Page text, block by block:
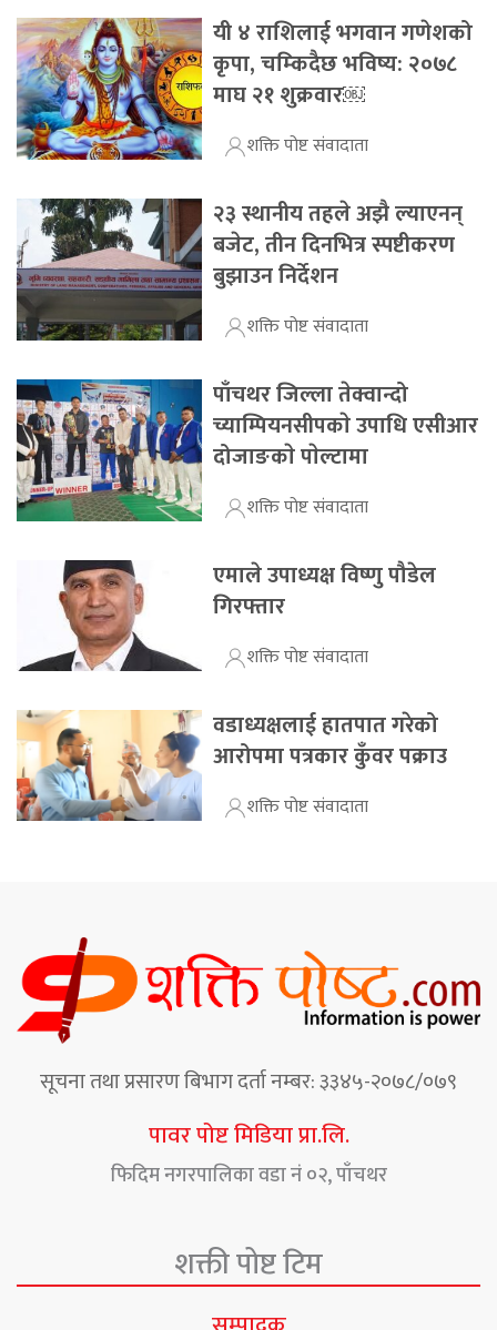
यी ४ राशिलाई भगवान गणेशको
कृपा, चम्किदैछ भविष्य: २०७८
माघ २१ शुक्रवार￼
शक्ति पोष्ट संवादाता
२३ स्थानीय तहले अझै ल्याएनन्
बजेट, तीन दिनभित्र स्पष्टीकरण
बुझाउन निर्देशन
शक्ति पोष्ट संवादाता
पाँचथर जिल्ला तेक्वान्दो
च्याम्पियनसीपकाे उपाधि एसीआर
दोजाङकाे पाेल्टामा
शक्ति पोष्ट संवादाता
एमाले उपाध्यक्ष विष्णु पौडेल
गिरफ्तार
शक्ति पोष्ट संवादाता
वडाध्यक्षलाई हातपात गरेको
आरोपमा पत्रकार कुँवर पक्राउ
शक्ति पोष्ट संवादाता
सूचना तथा प्रसारण बिभाग दर्ता नम्बर: ३३४५-२०७८/०७९
पावर पोष्ट मिडिया प्रा.लि.
फिदिम नगरपालिका वडा नं ०२, पाँचथर
शक्ती पोष्ट टिम